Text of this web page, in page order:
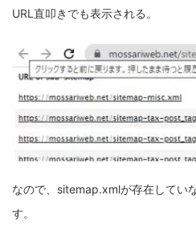
URL直叩きでも表示される。
なので、sitemap.xmlが存在してい
す。